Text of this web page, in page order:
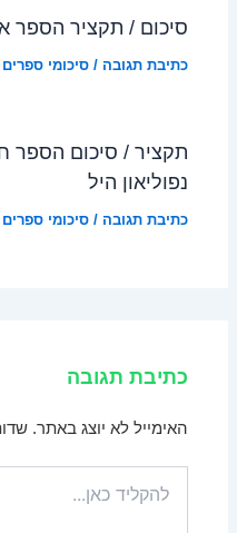
סיכום / תקציר הספר
כתיבת תגובה /סיכומי ספרים
תקציר / סיכום הספר
נפוליאון היל
כתיבת תגובה /סיכומי ספרים
כתיבת תגובה
האימייל לא יוצג באתר.
כאן...